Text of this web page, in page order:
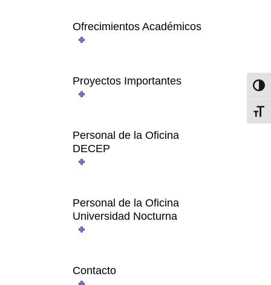
Ofrecimientos Académicos
Proyectos Importantes
Personal de la Oficina
DECEP
Personal de la Oficina
Universidad Nocturna
Contacto